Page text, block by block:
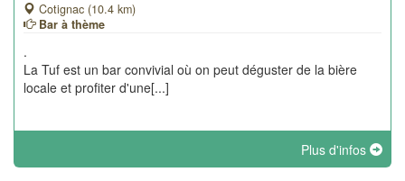
Cotignac (10.4 km)
Bar à thème
.
La Tuf est un bar convivial où on peut déguster de la bière
locale et profiter d'une[...]
Plus d'infos